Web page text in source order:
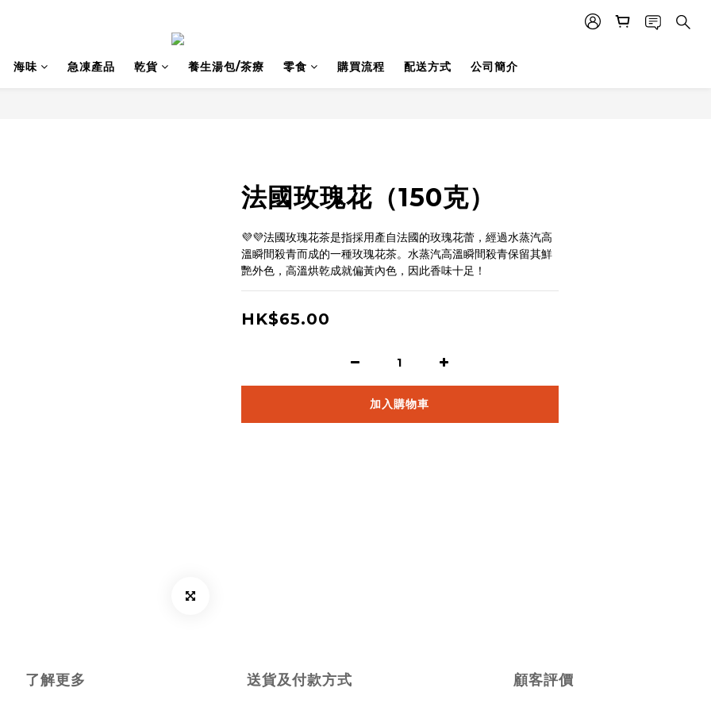
海味 急凍產品 乾貨 養生湯包/茶療 零食 購買流程 配送方式 公司簡介
法國玫瑰花（150克）
💜💜法國玫瑰花茶是指採用產自法國的玫瑰花蕾，經過水蒸汽高
溫瞬間殺青而成的一種玫瑰花茶。水蒸汽高溫瞬間殺青保留其鮮
艷外色，高溫烘乾成就偏黃內色，因此香味十足！
HK$65.00
加入購物車
了解更多 送貨及付款方式 顧客評價